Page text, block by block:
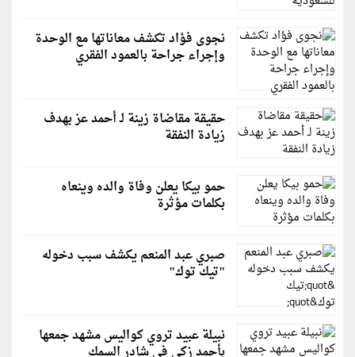
نجوى فؤاد تكشف معاناتها مع الوحدة
وإجراء جراحة بالعمود الفقري
حقيقة مقاضاة زينة لـ أحمد عز بهدف
زيادة النفقة
حمو بيكا يعلن وفاة والده وينعاه
بكلمات مؤثرة
صبري عبد المنعم يكشف سبب دخوله
"تيك توك"
نبيلة عبيد تروي كواليس مشهد جمعها